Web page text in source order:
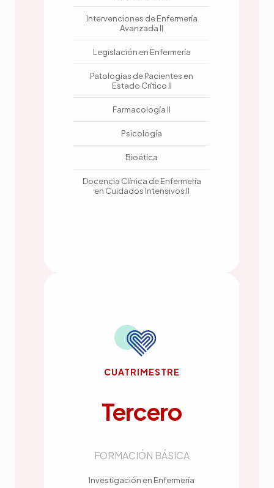
Intervenciones de Enfermería
Avanzada II
Legislación en Enfermería
Patologías de Pacientes en
Estado Crítico II
Farmacología II
Psicología
Bioética
Docencia Clínica de Enfermería
en Cuidados Intensivos II
CUATRIMESTRE
Tercero
FORMACIÓN BÁSICA
Investigación en Enfermería